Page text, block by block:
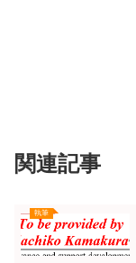
関連記事
執筆